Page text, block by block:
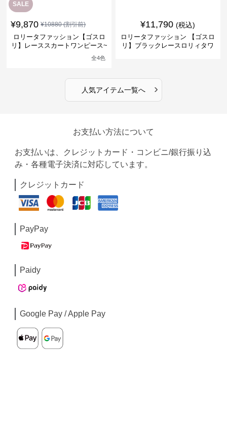
SALE
¥9,870 ¥10880(割引前)
ロリータファッション【ゴスロ
リ】レーススカートワンピース~
全4色
¥11,790 (税込)
ロリータファッション 【ゴスロ
リ】ブラックレースロリィタワ
人気アイテム一覧へ ›
お支払い方法について
お支払いは、クレジットカード・コンビニ/銀行振り込
み・各種電子決済に対応しています。
クレジットカード
PayPay
Paidy
Google Pay / Apple Pay